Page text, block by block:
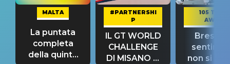
MALTA
La puntata
completa
della quinta
#PARTNERSHI
P
IL GT WORLD
CHALLENGE
DI MISANO si
105 TAKE
AWAY
Bresh:
non si